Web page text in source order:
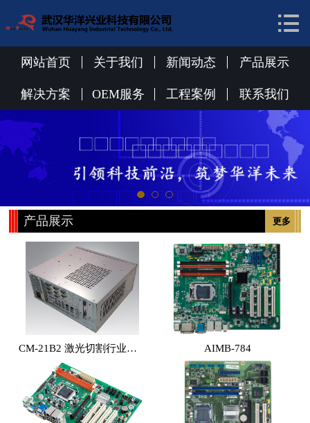
关于我们
新闻动态
解决方案
OEM服务
工程案例
联系我们

网站首页 关于我们 新闻动态 产品展示
解决方案 OEM服务 工程案例 联系我们
更多
产品展示
CM-21B2 激光切割行业专用工控机 （体积小，性能高，价格实惠） AIMB-784